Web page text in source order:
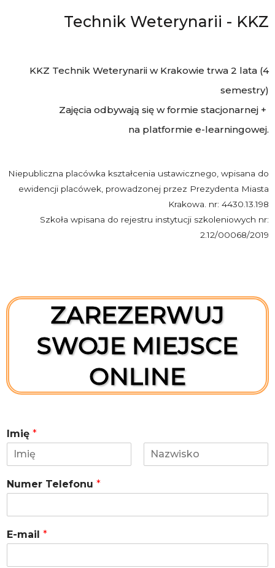
Technik Weterynarii - KKZ
KKZ Technik Weterynarii w Krakowie trwa 2 lata (4
semestry)
Zajęcia odbywają się w formie stacjonarnej +
na platformie e-learningowej.
Niepubliczna placówka kształcenia ustawicznego, wpisana do
ewidencji placówek, prowadzonej przez Prezydenta Miasta
Krakowa. nr: 4430.13.198
Szkoła wpisana do rejestru instytucji szkoleniowych nr:
2.12/00068/2019
ZAREZERWUJ
SWOJE MIEJSCE
ONLINE
Imię *
m
i
s
Numer Telefonu *
E-mail *